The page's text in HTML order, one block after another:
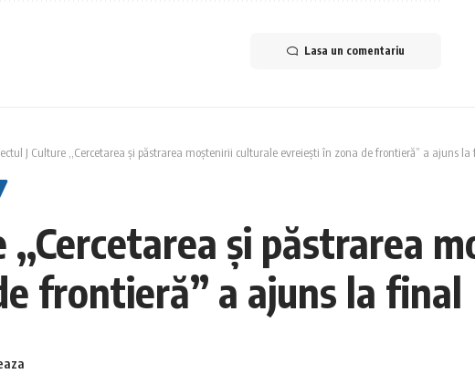
Lasa un comentariu
J Culture ,,Cercetarea și păstrarea moștenirii culturale evreiești în zona de frontieră” a ajuns la
,,Cercetarea și păstrarea
frontieră” a ajuns la final